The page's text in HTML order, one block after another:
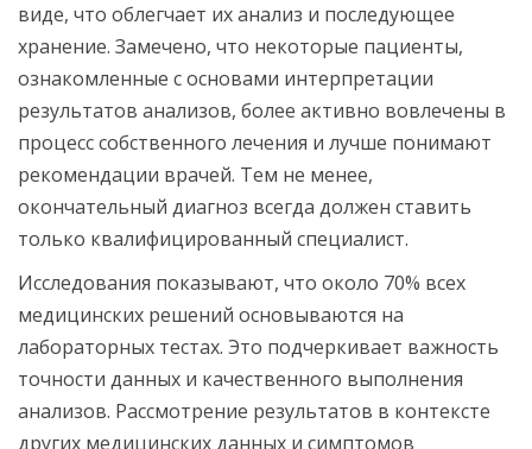
виде, что облегчает их анализ и последующее
хранение. Замечено, что некоторые пациенты,
ознакомленные с основами интерпретации
результатов анализов, более активно вовлечены в
процесс собственного лечения и лучше понимают
рекомендации врачей. Тем не менее,
окончательный диагноз всегда должен ставить
только квалифицированный специалист.
Исследования показывают, что около 70% всех
медицинских решений основываются на
лабораторных тестах. Это подчеркивает важность
точности данных и качественного выполнения
анализов. Рассмотрение результатов в контексте
других медицинских данных и симптомов